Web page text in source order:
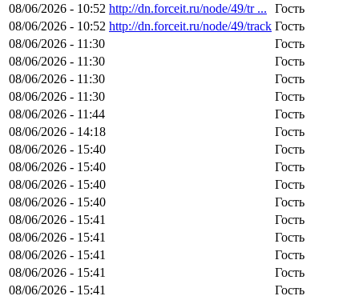
08/06/2026 - 10:52 http://dn.forceit.ru/node/49/tr ...
Гость
08/06/2026 - 10:52 http://dn.forceit.ru/node/49/track Гость
08/06/2026 - 11:30
Гость
08/06/2026 - 11:30
Гость
08/06/2026 - 11:30
Гость
08/06/2026 - 11:30
Гость
08/06/2026 - 11:44
Гость
08/06/2026 - 14:18
Гость
08/06/2026 - 15:40
Гость
08/06/2026 - 15:40
Гость
08/06/2026 - 15:40
Гость
08/06/2026 - 15:40
Гость
08/06/2026 - 15:41
Гость
08/06/2026 - 15:41
Гость
08/06/2026 - 15:41
Гость
08/06/2026 - 15:41
Гость
08/06/2026 - 15:41
Гость